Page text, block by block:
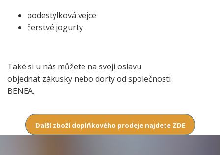
podestýlková vejce
čerstvé jogurty
Také si u nás můžete na svoji oslavu
objednat zákusky nebo dorty od společnosti
BENEA.
Další zboží doplňkového prodeje najdete ZDE